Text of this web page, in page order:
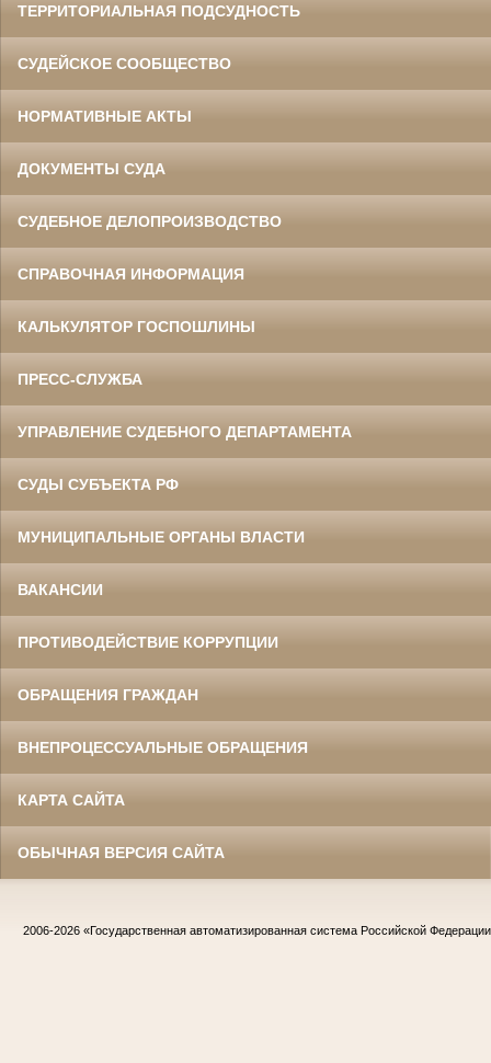
ТЕРРИТОРИАЛЬНАЯ ПОДСУДНОСТЬ
СУДЕЙСКОЕ СООБЩЕСТВО
НОРМАТИВНЫЕ АКТЫ
ДОКУМЕНТЫ СУДА
СУДЕБНОЕ ДЕЛОПРОИЗВОДСТВО
СПРАВОЧНАЯ ИНФОРМАЦИЯ
КАЛЬКУЛЯТОР ГОСПОШЛИНЫ
ПРЕСС-СЛУЖБА
УПРАВЛЕНИЕ СУДЕБНОГО ДЕПАРТАМЕНТА
СУДЫ СУБЪЕКТА РФ
МУНИЦИПАЛЬНЫЕ ОРГАНЫ ВЛАСТИ
ВАКАНСИИ
ПРОТИВОДЕЙСТВИЕ КОРРУПЦИИ
ОБРАЩЕНИЯ ГРАЖДАН
ВНЕПРОЦЕССУАЛЬНЫЕ ОБРАЩЕНИЯ
КАРТА САЙТА
ОБЫЧНАЯ ВЕРСИЯ САЙТА
2006-2026 «Государственная автоматизированная система Российской